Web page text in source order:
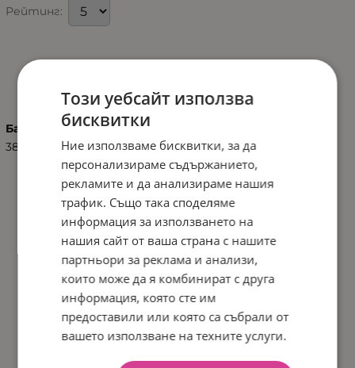
Рейтинг:
Баркод (ISBN, UPC, др.)
3801201010778
Този уебсайт използва
бисквитки
Ние използваме бисквитки, за да
персонализираме съдържанието,
рекламите и да анализираме нашия
трафик. Също така споделяме
информация за използването на
нашия сайт от ваша страна с нашите
партньори за реклама и анализи,
които може да я комбинират с друга
информация, която сте им
предоставили или която са събрали от
вашето използване на техните услуги.